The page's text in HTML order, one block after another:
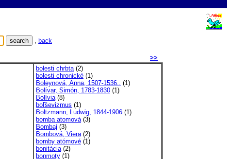
, back
>>
bolesti chrbta(2)
bolesti chronické (1)
Boleynová, Anna, 1507-1536.. (1)
Bolívar, Simón, 1783-1830 (1)
Bolívia(8)
boľševizmus (1)
Boltzmann, Ludwig, 1844-1906 (1)
bomba atomová(3)
Bombaj (3)
Bombová, Viera(2)
bomby atómové (1)
bonitácia(2)
bonmoty (1)